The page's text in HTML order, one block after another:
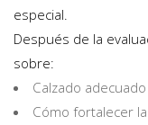
especial.
Después de la
sobre:
Calzado
Cómo fortalecer